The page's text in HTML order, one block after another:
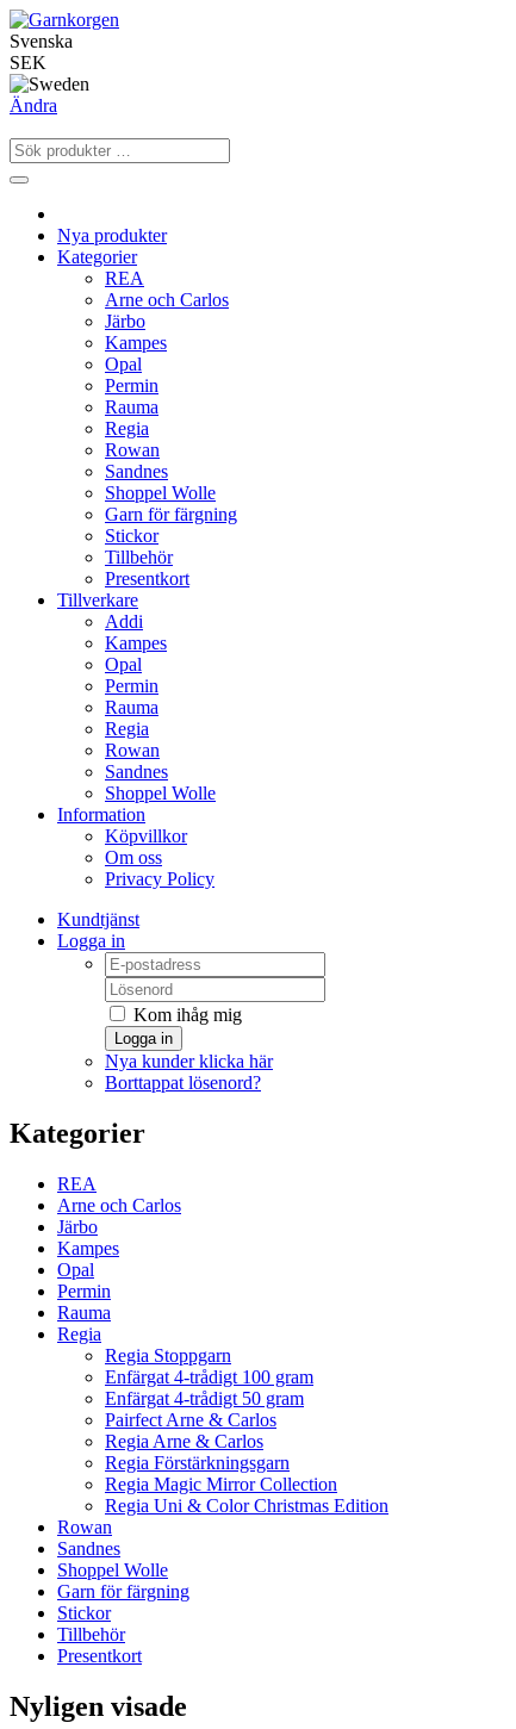
Svenska
SEK
Ändra
Nya produkter
Kategorier
REA
Arne och Carlos
Järbo
Kampes
Opal
Permin
Rauma
Regia
Rowan
Sandnes
Shoppel Wolle
Garn för färgning
Stickor
Tillbehör
Presentkort
Tillverkare
Addi
Kampes
Opal
Permin
Rauma
Regia
Rowan
Sandnes
Shoppel Wolle
Information
Köpvillkor
Om oss
Privacy Policy
Kundtjänst
Logga in
Kom ihåg mig
Logga in
Nya kunder klicka här
Borttappat lösenord?
Kategorier
REA
Arne och Carlos
Järbo
Kampes
Opal
Permin
Rauma
Regia
Regia Stoppgarn
Enfärgat 4-trådigt 100 gram
Enfärgat 4-trådigt 50 gram
Pairfect Arne & Carlos
Regia Arne & Carlos
Regia Förstärkningsgarn
Regia Magic Mirror Collection
Regia Uni & Color Christmas Edition
Rowan
Sandnes
Shoppel Wolle
Garn för färgning
Stickor
Tillbehör
Presentkort
Nyligen visade